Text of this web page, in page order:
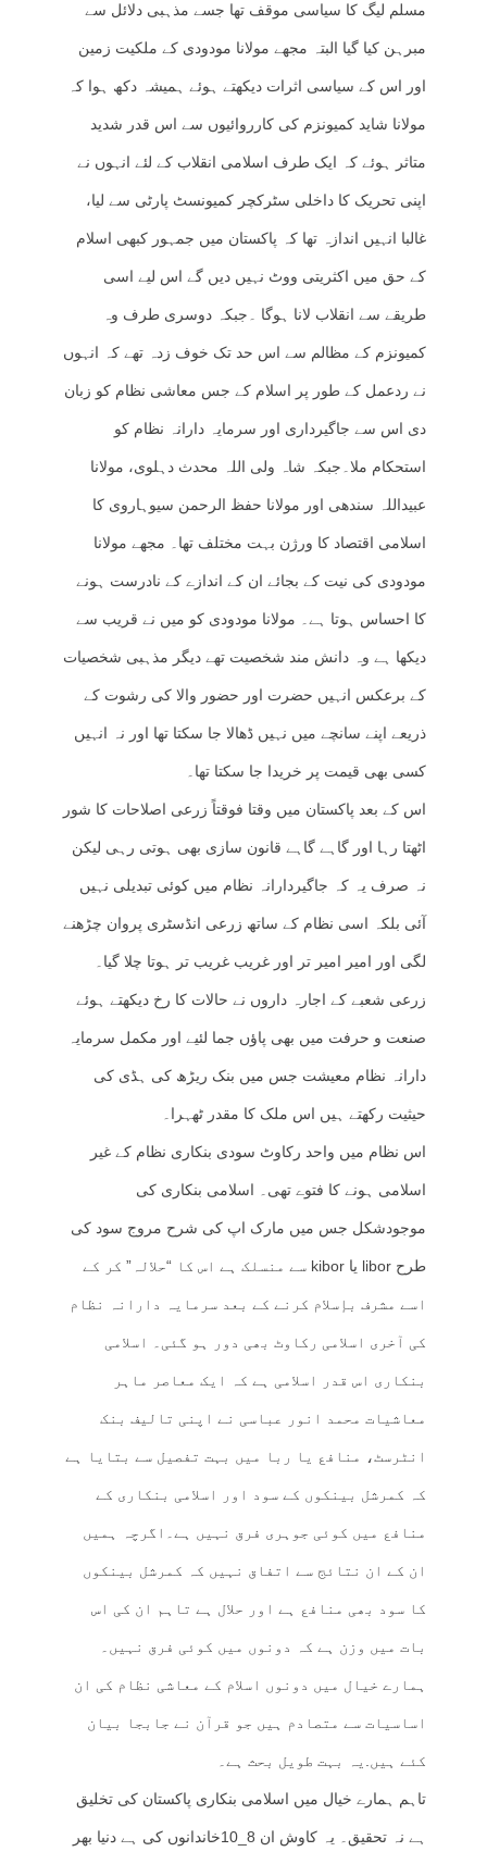
مسلم لیگ کا سیاسی موقف تھا جسے مذہبی دلائل سے
مبرہن کیا گیا البتہ مجھے مولانا مودودی کے ملکیت زمین
اور اس کے سیاسی اثرات دیکھتے ہوئے ہمیشہ دکھ ہوا کہ
مولانا شاید کمیونزم کی کارروائیوں سے اس قدر شدید
متاثر ہوئے کہ ایک طرف اسلامی انقلاب کے لئے انہوں نے
اپنی تحریک کا داخلی سٹرکچر کمیونسٹ پارٹی سے لیا،
غالبا انہیں اندازہ تھا کہ پاکستان میں جمہور کبھی اسلام
کے حق میں اکثریتی ووٹ نہیں دیں گے اس لیے اسی
طریقے سے انقلاب لانا ہوگا ۔جبکہ دوسری طرف وہ
کمیونزم کے مظالم سے اس حد تک خوف زدہ تھے کہ انہوں
نے ردعمل کے طور پر اسلام کے جس معاشی نظام کو زبان
دی اس سے جاگیرداری اور سرمایہ دارانہ نظام کو
استحکام ملا۔جبکہ شاہ ولی اللہ محدث دہلوی، مولانا
عبیداللہ سندھی اور مولانا حفظ الرحمن سیوہاروی کا
اسلامی اقتصاد کا ورژن بہت مختلف تھا۔ مجھے مولانا
مودودی کی نیت کے بجائے ان کے اندازے کے نادرست ہونے
کا احساس ہوتا ہے۔ مولانا مودودی کو میں نے قریب سے
دیکھا ہے وہ دانش مند شخصیت تھے دیگر مذہبی شخصیات
کے برعکس انہیں حضرت اور حضور والا کی رشوت کے
ذریعے اپنے سانچے میں نہیں ڈھالا جا سکتا تھا اور نہ انہیں
کسی بھی قیمت پر خریدا جا سکتا تھا۔
اس کے بعد پاکستان میں وقتا فوقتاً زرعی اصلاحات کا شور
اٹھتا رہا اور گاہے گاہے قانون سازی بھی ہوتی رہی لیکن
نہ صرف یہ کہ جاگیردارانہ نظام میں کوئی تبدیلی نہیں
آئی بلکہ اسی نظام کے ساتھ زرعی انڈسٹری پروان چڑھنے
لگی اور امیر امیر تر اور غریب غریب تر ہوتا چلا گیا۔
زرعی شعبے کے اجارہ داروں نے حالات کا رخ دیکھتے ہوئے
صنعت و حرفت میں بھی پاؤں جما لئیے اور مکمل سرمایہ
دارانہ نظام معیشت جس میں بنک ریڑھ کی ہڈی کی
حیثیت رکھتے ہیں اس ملک کا مقدر ٹھہرا۔
اس نظام میں واحد رکاوٹ سودی بنکاری نظام کے غیر
اسلامی ہونے کا فتوے تھی۔ اسلامی بنکاری کی
موجودشکل جس میں مارک اپ کی شرح مروج سود کی
طرح libor یا kibor سے منسلک ہے اس کا “حلالہ” کر کے
اسے مشرف بإسلام کرنے کے بعد سرمایہ دارانہ نظام
کی آخری اسلامی رکاوٹ بھی دور ہو گئی۔ اسلامی
بنکاری اس قدر اسلامی ہے کہ ایک معاصر ماہر
معاشیات محمد انور عباسی نے اپنی تالیف بنک
انٹرسٹ، منافع یا ربا میں بہت تفصیل سے بتایا ہے
کہ کمرشل بینکوں کے سود اور اسلامی بنکاری کے
منافع میں کوئی جوہری فرق نہیں ہے۔اگرچہ ہمیں
ان کے ان نتائج سے اتفاق نہیں کہ کمرشل بینکوں
کا سود بھی منافع ہے اور حلال ہے تاہم ان کی اس
بات میں وزن ہے کہ دونوں میں کوئی فرق نہیں۔
ہمارے خیال میں دونوں اسلام کے معاشی نظام کی ان
اساسیات سے متصادم ہیں جو قرآن نے جابجا بیان
کئے ہیں.یہ بہت طویل بحث ہے۔
تاہم ہمارے خیال میں اسلامی بنکاری پاکستان کی تخلیق
ہے نہ تحقیق۔ یہ کاوش ان 8_10خاندانوں کی ہے دنیا بھر